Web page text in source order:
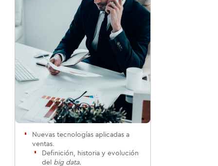
Nuevas tecnologías aplicadas a
ventas.
Definición, historia y evolución
del big data.